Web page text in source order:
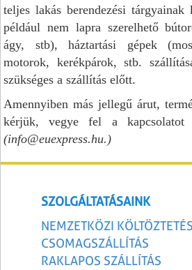
teljes lakás berendezési
például nem lapra szerelhető
ágy, stb), háztartási gépek
motorok, kerékpárok, stb.
szükséges a szállítás előtt.
Amennyiben más jellegű árut,
kérjük, vegye fel a kapcsolatot
(info@euexpress.hu.)
SZOLGÁLTATÁSAINK
NEMZETKÖZI KÖLTÖZTETÉS
CSOMAGSZÁLLÍTÁS
RAKLAPOS SZÁLLÍTÁS